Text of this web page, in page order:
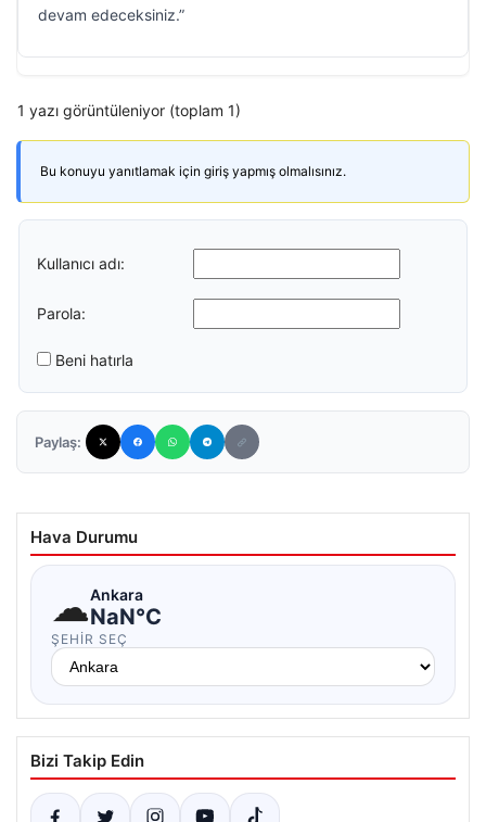
devam edeceksiniz.”
1 yazı görüntüleniyor (toplam 1)
Bu konuyu yanıtlamak için giriş yapmış olmalısınız.
Kullanıcı adı:
Parola:
Beni hatırla
Paylaş:
Hava Durumu
☁Ankara
NaN°C
ŞEHIR SEÇ
Bizi Takip Edin